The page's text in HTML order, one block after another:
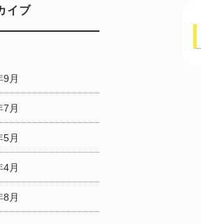
イブ
9月
7月
5月
4月
8月